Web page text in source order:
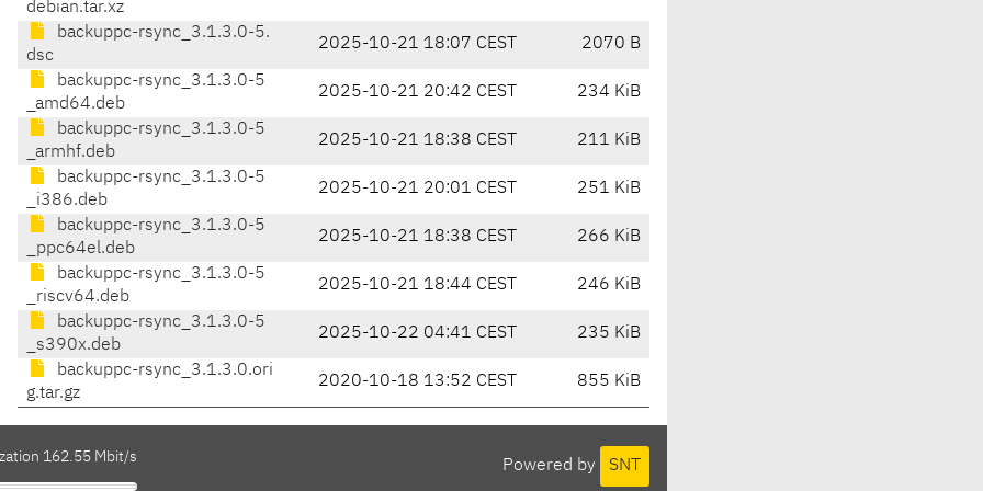
debian.tar.xz
backuppc-rsync_3.1.3.0-5.
dsc
2025-10-21 18:07 CEST 2070 B
backuppc-rsync_3.1.3.0-5
_amd64.deb
2025-10-21 20:42 CEST 234 KiB
backuppc-rsync_3.1.3.0-5
_armhf.deb
2025-10-21 18:38 CEST 211 KiB
backuppc-rsync_3.1.3.0-5
_i386.deb
2025-10-21 20:01 CEST 251 KiB
backuppc-rsync_3.1.3.0-5
_ppc64el.deb
2025-10-21 18:38 CEST 266 KiB
backuppc-rsync_3.1.3.0-5
_riscv64.deb
2025-10-21 18:44 CEST 246 KiB
backuppc-rsync_3.1.3.0-5
_s390x.deb
2025-10-22 04:41 CEST 235 KiB
backuppc-rsync_3.1.3.0.ori
g.tar.gz
2020-10-18 13:52 CEST 855 KiB
Powered by SNT
162.55 Mbit/s